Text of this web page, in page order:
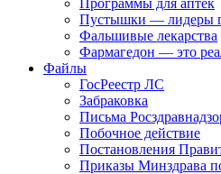
Пустышки — лидеры
Фальшивые лекарства
Фармагедон — это
Файлы
ГосРеестр ЛС
Забраковка
Письма
Побочное действие
Постановления
Приказы Минздрава